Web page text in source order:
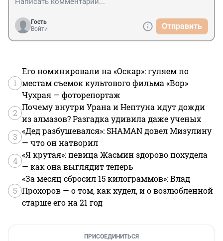
Гость
Войти
Отправить
1
Его номинировали на «Оскар»: гуляем по
местам съемок культового фильма «Вор»
Чухрая — фоторепортаж
2
Почему внутри Урана и Нептуна идут дожди
из алмазов? Разгадка удивила даже ученых
3
«Дед разбушевался»: SHAMAN довел Мизулину
— что он натворил
4
«Я крутая»: певица Жасмин здорово похудела
— как она выглядит теперь
5
«За месяц сбросил 15 килограммов»: Влад
Прохоров — о том, как худел, и о возлюбленной
старше его на 21 год
ПРИСОЕДИНИТЬСЯ